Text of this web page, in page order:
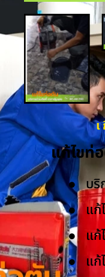
แก้ไขท่
บริ
แก้
แก้
แ